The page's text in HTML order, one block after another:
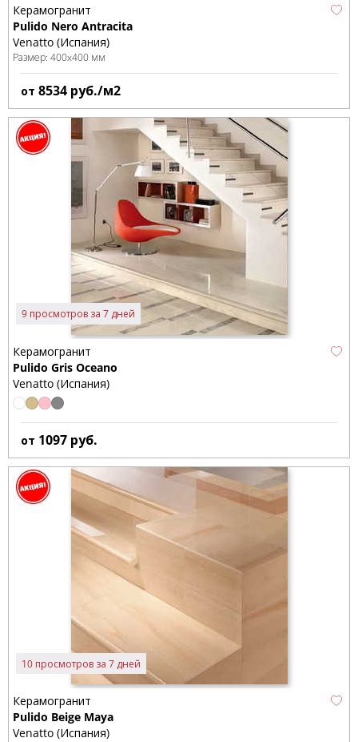
Керамогранит
Pulido Nero Antracita
Venatto (Испания)
Размер: 400x400 мм
от 8534 руб./м2
9 просмотров за 7 дней
Керамогранит
Pulido Gris Oceano
Venatto (Испания)
от 1097 руб.
10 просмотров за 7 дней
Керамогранит
Pulido Beige Maya
Venatto (Испания)